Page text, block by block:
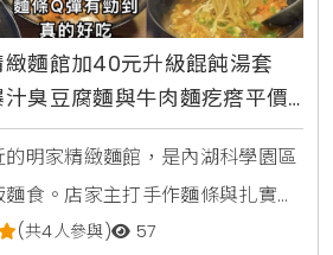
麵館加40元升級餛飩湯套
臭豆腐麵與牛肉麵疙瘩平價
明家精緻麵館，是內湖科學園區
食。店家主打手作麵條與扎實湯
乾麵搭配鮮肉餛飩湯套餐，還有
(共4人參與) 57